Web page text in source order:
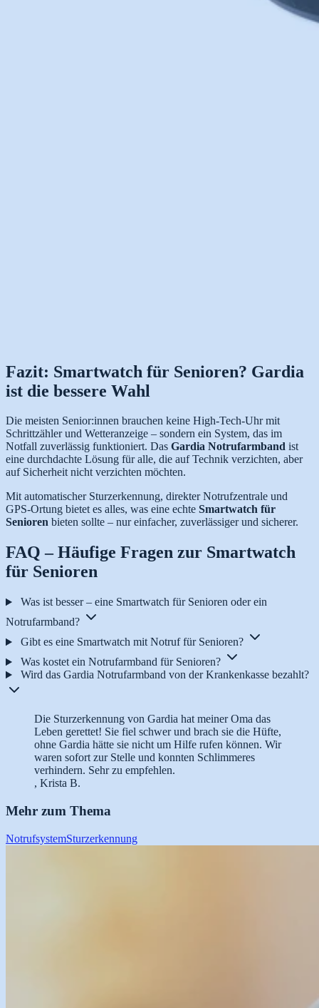
Fazit: Smartwatch für Senioren? Gardia
ist die bessere Wahl
Die meisten Senior:innen brauchen keine High-Tech-Uhr mit
Schrittzähler und Wetteranzeige – sondern ein System, das im
Notfall zuverlässig funktioniert. Das Gardia Notrufarmband ist
eine durchdachte Lösung für alle, die auf Technik verzichten, aber
auf Sicherheit nicht verzichten möchten.
Mit automatischer Sturzerkennung, direkter Notrufzentrale und
GPS-Ortung bietet es alles, was eine echte Smartwatch für
Senioren bieten sollte – nur einfacher, zuverlässiger und sicherer.
FAQ – Häufige Fragen zur Smartwatch
für Senioren
Was ist besser – eine Smartwatch für Senioren oder ein
Notrufarmband?
Gibt es eine Smartwatch mit Notruf für Senioren?
Was kostet ein Notrufarmband für Senioren?
Wird das Gardia Notrufarmband von der Krankenkasse bezahlt?
Die Sturzerkennung von Gardia hat meiner Oma das
Leben gerettet! Sie fiel schwer und brach sie die Hüfte,
ohne Gardia hätte sie nicht um Hilfe rufen können. Wir
waren sofort zur Stelle und konnten Schlimmeres
verhindern. Sehr zu empfehlen.
, Krista B.
Mehr zum Thema
NotrufsystemSturzerkennung